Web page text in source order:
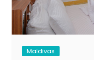
Maldivas